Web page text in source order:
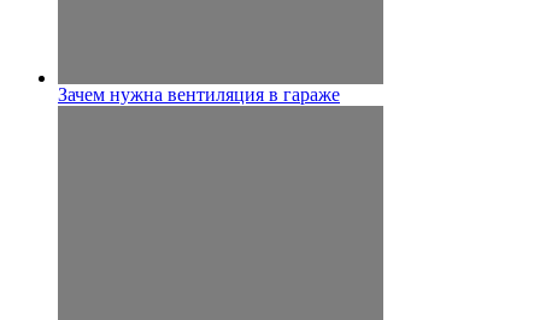
Зачем нужна вентиляция в гараже